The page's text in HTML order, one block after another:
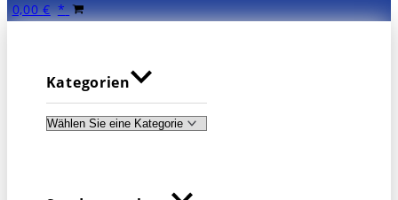
0,00€
Kategorien